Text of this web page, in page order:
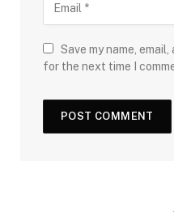
Save my name,
for the next time I